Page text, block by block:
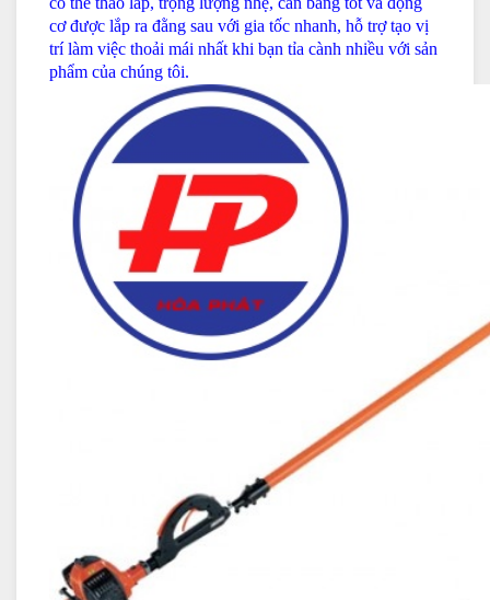
cơ được lắp ra đằng sau với gia tốc nhanh, hỗ trợ tạo vị
trí làm việc thoải mái nhất khi bạn tỉa cành nhiều với sản
phẩm của chúng tôi.